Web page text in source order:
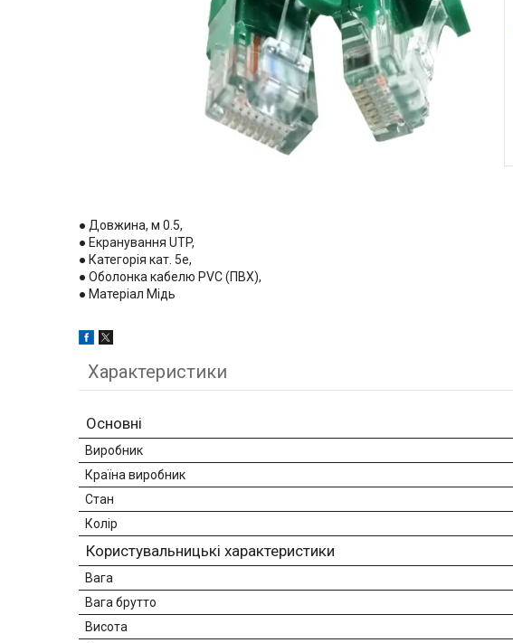
● Довжина, м 0.5,
● Екранування UTP,
● Категорія кат. 5e,
● Оболонка кабелю PVC (ПВХ),
● Матеріал Мідь
Характеристики
Основні
Виробник
Країна виробник
Стан
Колір
Користувальницькі характеристики
Вага
Вага брутто
Висота